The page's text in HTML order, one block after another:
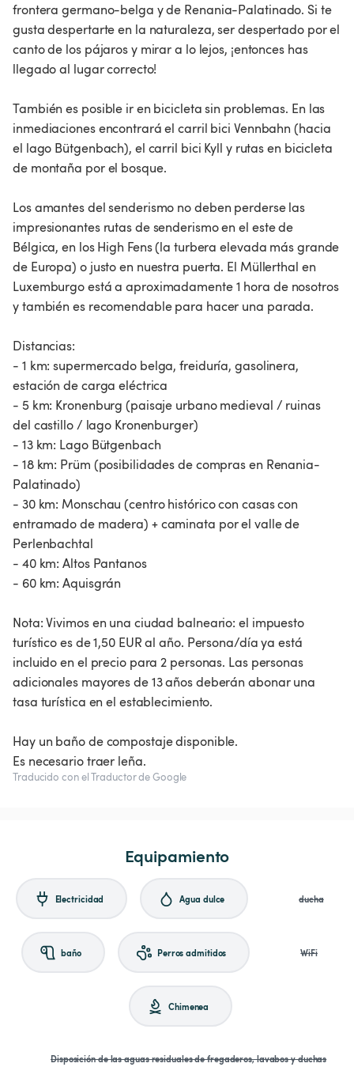
frontera germano-belga y de Renania-Palatinado. Si te
gusta despertarte en la naturaleza, ser despertado por el
canto de los pájaros y mirar a lo lejos, ¡entonces has
llegado al lugar correcto!
También es posible ir en bicicleta sin problemas. En las
inmediaciones encontrará el carril bici Vennbahn (hacia
el lago Bütgenbach), el carril bici Kyll y rutas en bicicleta
de montaña por el bosque.
Los amantes del senderismo no deben perderse las
impresionantes rutas de senderismo en el este de
Bélgica, en los High Fens (la turbera elevada más grande
de Europa) o justo en nuestra puerta. El Müllerthal en
Luxemburgo está a aproximadamente 1 hora de nosotros
y también es recomendable para hacer una parada.
Distancias:
- 1 km: supermercado belga, freiduría, gasolinera,
estación de carga eléctrica
- 5 km: Kronenburg (paisaje urbano medieval / ruinas
del castillo / lago Kronenburger)
- 13 km: Lago Bütgenbach
- 18 km: Prüm (posibilidades de compras en Renania-
Palatinado)
- 30 km: Monschau (centro histórico con casas con
entramado de madera) + caminata por el valle de
Perlenbachtal
- 40 km: Altos Pantanos
- 60 km: Aquisgrán
Nota: Vivimos en una ciudad balneario: el impuesto
turístico es de 1,50 EUR al año. Persona/día ya está
incluido en el precio para 2 personas. Las personas
adicionales mayores de 13 años deberán abonar una
tasa turística en el establecimiento.
Hay un baño de compostaje disponible.
Traducido con el Traductor de Google
Equipamiento
Electricidad Agua dulce ducha
baño Perros admitidos WiFi
Chimenea
Disposición de las aguas residuales de fregaderos, lavabos y duchas